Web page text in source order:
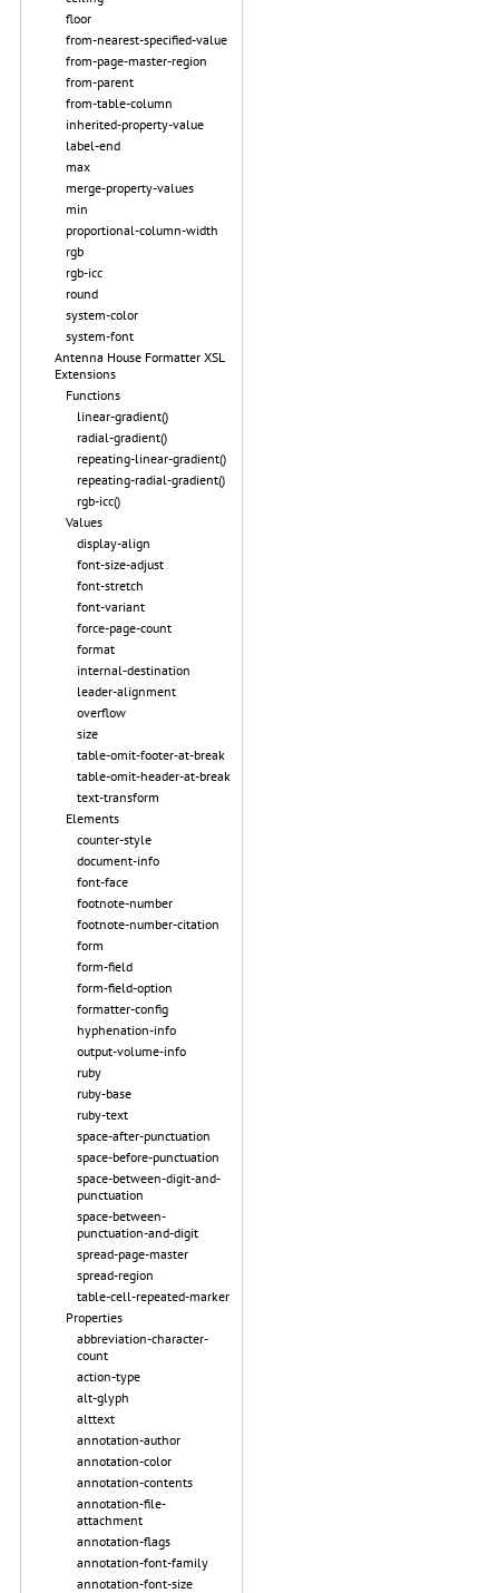
floor
from-nearest-specified-value
from-page-master-region
from-parent
from-table-column
inherited-property-value
label-end
max
merge-property-values
min
proportional-column-width
rgb
rgb-icc
round
system-color
system-font
Antenna House Formatter XSL
Extensions
Functions
linear-gradient()
radial-gradient()
repeating-linear-gradient()
repeating-radial-gradient()
rgb-icc()
Values
display-align
font-size-adjust
font-stretch
font-variant
force-page-count
format
internal-destination
leader-alignment
overflow
size
table-omit-footer-at-break
table-omit-header-at-break
text-transform
Elements
counter-style
document-info
font-face
footnote-number
footnote-number-citation
form
form-field
form-field-option
formatter-config
hyphenation-info
output-volume-info
ruby
ruby-base
ruby-text
space-after-punctuation
space-before-punctuation
space-between-digit-and-
punctuation
space-between-
punctuation-and-digit
spread-page-master
spread-region
table-cell-repeated-marker
Properties
abbreviation-character-
count
action-type
alt-glyph
alttext
annotation-author
annotation-color
annotation-contents
annotation-file-
attachment
annotation-flags
annotation-font-family
annotation-font-size